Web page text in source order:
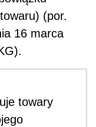
(por.
16 marca
towary